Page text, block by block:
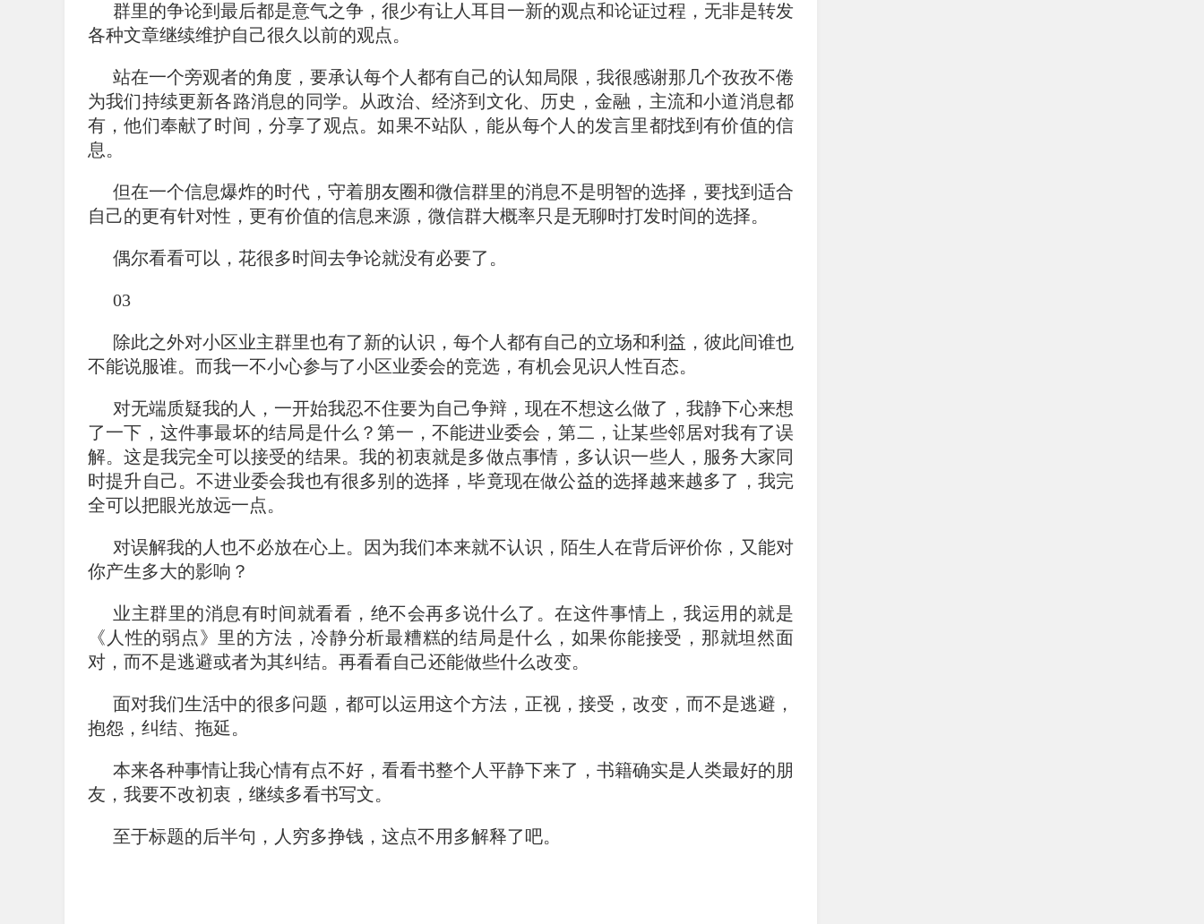
群里的争论到最后都是意气之争，很少有让人耳目一新的观点和论证过程，无非是转发
各种文章继续维护自己很久以前的观点。
站在一个旁观者的角度，要承认每个人都有自己的认知局限，我很感谢那几个孜孜不倦
为我们持续更新各路消息的同学。从政治、经济到文化、历史，金融，主流和小道消息都
有，他们奉献了时间，分享了观点。如果不站队，能从每个人的发言里都找到有价值的信
息。
但在一个信息爆炸的时代，守着朋友圈和微信群里的消息不是明智的选择，要找到适合
自己的更有针对性，更有价值的信息来源，微信群大概率只是无聊时打发时间的选择。
偶尔看看可以，花很多时间去争论就没有必要了。
03
除此之外对小区业主群里也有了新的认识，每个人都有自己的立场和利益，彼此间谁也
不能说服谁。而我一不小心参与了小区业委会的竞选，有机会见识人性百态。
对无端质疑我的人，一开始我忍不住要为自己争辩，现在不想这么做了，我静下心来想
了一下，这件事最坏的结局是什么？第一，不能进业委会，第二，让某些邻居对我有了误
解。这是我完全可以接受的结果。我的初衷就是多做点事情，多认识一些人，服务大家同
时提升自己。不进业委会我也有很多别的选择，毕竟现在做公益的选择越来越多了，我完
全可以把眼光放远一点。
对误解我的人也不必放在心上。因为我们本来就不认识，陌生人在背后评价你，又能对
你产生多大的影响？
业主群里的消息有时间就看看，绝不会再多说什么了。在这件事情上，我运用的就是
《人性的弱点》里的方法，冷静分析最糟糕的结局是什么，如果你能接受，那就坦然面
对，而不是逃避或者为其纠结。再看看自己还能做些什么改变。
面对我们生活中的很多问题，都可以运用这个方法，正视，接受，改变，而不是逃避，
抱怨，纠结、拖延。
本来各种事情让我心情有点不好，看看书整个人平静下来了，书籍确实是人类最好的朋
友，我要不改初衷，继续多看书写文。
至于标题的后半句，人穷多挣钱，这点不用多解释了吧。